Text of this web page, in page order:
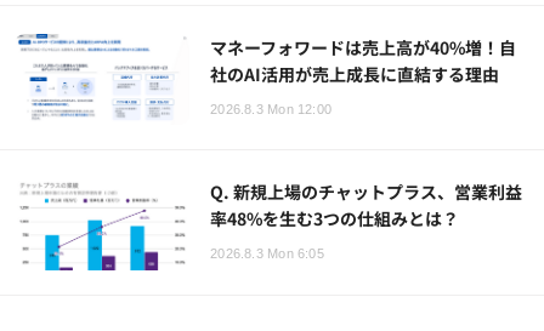
マネーフォワードは売上高が40%増！自
社のAI活用が売上成長に直結する理由
2026.8.3 Mon 12:00
Q. 新規上場のチャットプラス、営業利益
率48%を生む3つの仕組みとは？
2026.8.3 Mon 6:05